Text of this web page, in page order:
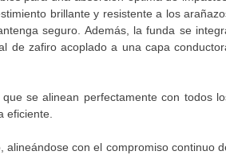
brillante y resistente a los
seguro. Además, la funda se
de zafiro acoplado a una capa
se alinean perfectamente con todos
eficiente.
con el compromiso continuo